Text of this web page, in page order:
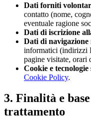
Dati forniti
contatto (nome,
eventuale ragione
Dati di iscrizione
Dati di navigazione
informatici (indirizzi
pagine visitate, orari
Cookie e
Cookie Policy.
3. Finalità e
trattamento